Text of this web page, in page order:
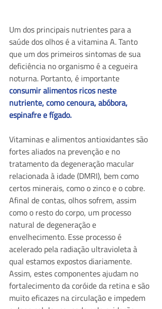
Um dos principais nutrientes para a
saúde dos olhos é a vitamina A. Tanto
que um dos primeiros sintomas de sua
deficiência no organismo é a cegueira
noturna. Portanto, é importante
consumir alimentos ricos neste
nutriente, como cenoura, abóbora,
espinafre e fígado.
Vitaminas e alimentos antioxidantes são
fortes aliados na prevenção e no
tratamento da degeneração macular
relacionada à idade (DMRI), bem como
certos minerais, como o zinco e o cobre.
Afinal de contas, olhos sofrem, assim
como o resto do corpo, um processo
natural de degeneração e
envelhecimento. Esse processo é
acelerado pela radiação ultravioleta à
qual estamos expostos diariamente.
Assim, estes componentes ajudam no
fortalecimento da coróide da retina e são
muito eficazes na circulação e impedem